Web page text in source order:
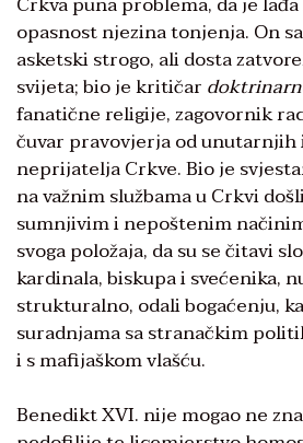
opasnost njezina tonjenja. On
asketski strogo, ali dosta
svijeta; bio je kritičar
fanatične religije, zagovornik
čuvar pravovjerja od unutarnjih
neprijatelja Crkve. Bio je
na važnim službama u Crkvi
sumnjivim i nepoštenim
svoga položaja, da su se čitavi
kardinala, biskupa i svećenika,
strukturalno, odali bogaćenju,
suradnjama sa stranačkim
i s mafijaškom vlašću.
Benedikt XVI. nije mogao ne